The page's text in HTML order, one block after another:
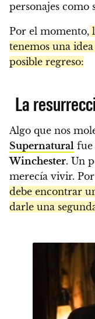
personajes como
Por el momento,
tenemos una
posible regreso:
La
Algo que nos
Supernatural fue
Winchester. Un
merecía vivir. Por
debe encontrar
darle una